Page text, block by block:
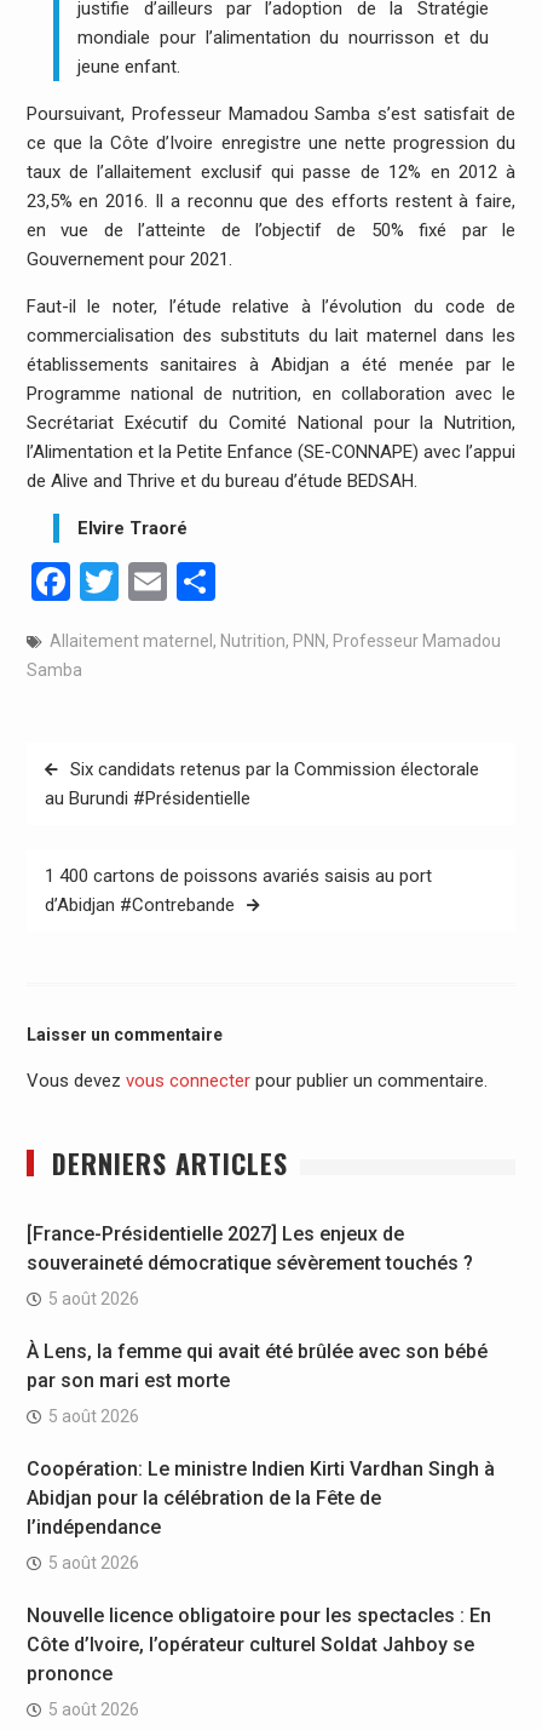
justifie d’ailleurs par l’adoption de la Stratégie
mondiale pour l’alimentation du nourrisson et du
jeune enfant.
Poursuivant, Professeur Mamadou Samba s’est satisfait de
ce que la Côte d’Ivoire enregistre une nette progression du
taux de l’allaitement exclusif qui passe de 12% en 2012 à
23,5% en 2016. Il a reconnu que des efforts restent à faire,
en vue de l’atteinte de l’objectif de 50% fixé par le
Gouvernement pour 2021.
Faut-il le noter, l’étude relative à l’évolution du code de
commercialisation des substituts du lait maternel dans les
établissements sanitaires à Abidjan a été menée par le
Programme national de nutrition, en collaboration avec le
Secrétariat Exécutif du Comité National pour la Nutrition,
l’Alimentation et la Petite Enfance (SE-CONNAPE) avec l’appui
de Alive and Thrive et du bureau d’étude BEDSAH.
Elvire Traoré
Facebook
Twitter
EmailPartager
Allaitement maternel , Nutrition, PNN, Professeur Mamadou
Samba
Navigation
de
Six candidats retenus par la Commission électorale
au Burundi #Présidentielle
1 400 cartons de poissons avariés saisis au port
d’Abidjan #Contrebande
Laisser un commentaire
Vous devez vous connecterpour publier un commentaire.
DERNIERS ARTICLES
[France-Présidentielle 2027] Les enjeux de
souveraineté démocratique sévèrement touchés ?
5 août 2026
À Lens, la femme qui avait été brûlée avec son bébé
par son mari est morte
5 août 2026
Coopération: Le ministre Indien Kirti Vardhan Singh à
Abidjan pour la célébration de la Fête de
l’indépendance
5 août 2026
Nouvelle licence obligatoire pour les spectacles : En
Côte d’Ivoire, l’opérateur culturel Soldat Jahboy se
prononce
5 août 2026